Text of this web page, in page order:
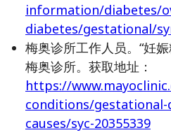
information/diabetes/
diabetes/gestational/
梅奥诊所工作人员。“妊娠
梅奥诊所。获取地址：
https://
conditions/
causes/syc-20355339